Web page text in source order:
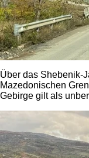
Über das Shebenik-
Mazedonischen
Gebirge gilt als